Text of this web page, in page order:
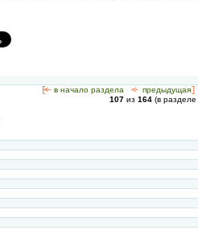
[<— в начало раздела <- предыдущая] [
107 из 164 (в разделе